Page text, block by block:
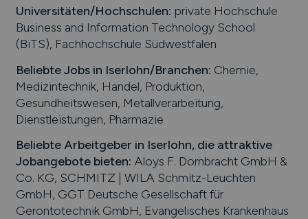
Universitäten/Hochschulen: private Hochschule
Business and Information Technology School
(BiTS), Fachhochschule Südwestfalen
Beliebte Jobs in Iserlohn/Branchen: Chemie,
Medizintechnik, Handel, Produktion,
Gesundheitswesen, Metallverarbeitung,
Dienstleistungen, Pharmazie
Beliebte Arbeitgeber in Iserlohn, die attraktive
Jobangebote bieten: Aloys F. Dornbracht GmbH &
Co. KG, SCHMITZ | WILA Schmitz-Leuchten
GmbH, GGT Deutsche Gesellschaft für
Gerontotechnik GmbH, Evangelisches Krankenhaus